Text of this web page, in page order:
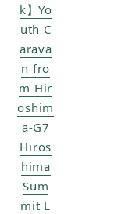
k】Yo
uth C
arava
n fro
m Hir
oshim
a-G7
Hiros
hima
Sum
mit L